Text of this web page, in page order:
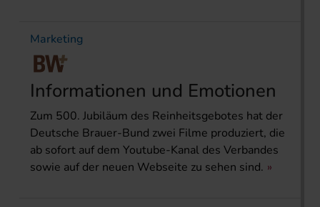
Marketing
Informationen und Emotionen
Zum 500. Jubiläum des Reinheitsgebotes hat der
Deutsche Brauer-Bund zwei Filme produziert, die
ab sofort auf dem Youtube-Kanal des Verbandes
sowie auf der neuen Webseite zu sehen sind.